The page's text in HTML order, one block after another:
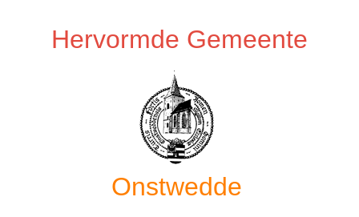
Hervormde Gemeente
Onstwedde